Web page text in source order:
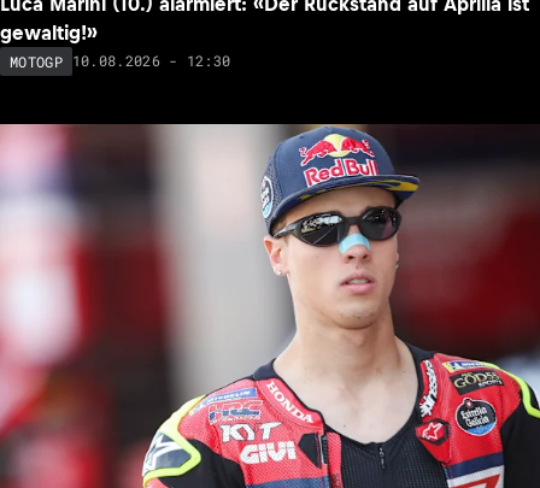
gewaltig!»
MOTOGP 10.08.2026 - 12:30